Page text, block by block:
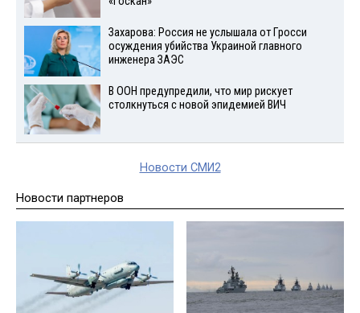
Захарова: Россия не услышала от Гросси
осуждения убийства Украиной главного
инженера ЗАЭС
В ООН предупредили, что мир рискует
столкнуться с новой эпидемией ВИЧ
Новости СМИ2
Новости партнеров